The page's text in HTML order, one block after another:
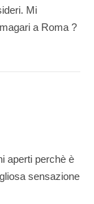
Mi
a Roma ?
aperti perchè è
sensazione